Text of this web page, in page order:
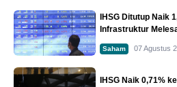
IHSG Ditutup Naik
Infrastruktur
Saham 07 Agustus
IHSG Naik 0,71%